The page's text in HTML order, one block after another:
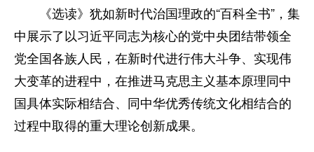
《选读》犹如新时代治国理政的“百科全书”，集
中展示了以习近平同志为核心的党中央团结带领全
党全国各族人民，在新时代进行伟大斗争、实现伟
大变革的进程中，在推进马克思主义基本原理同中
国具体实际相结合、同中华优秀传统文化相结合的
过程中取得的重大理论创新成果。